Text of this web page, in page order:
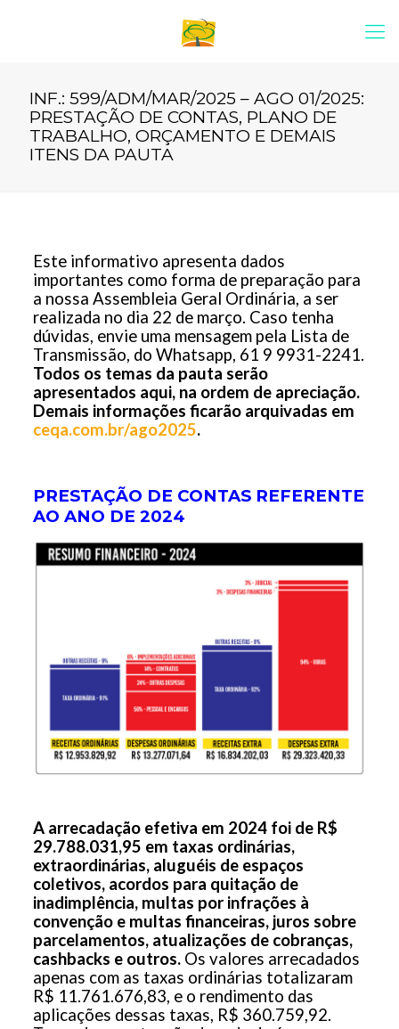
INF.: 599/ADM/MAR/2025 – AGO 01/2025:
PRESTAÇÃO DE CONTAS, PLANO DE
TRABALHO, ORÇAMENTO E DEMAIS
ITENS DA PAUTA
Este informativo apresenta dados
importantes como forma de preparação para
a nossa Assembleia Geral Ordinária, a ser
realizada no dia 22 de março. Caso tenha
dúvidas, envie uma mensagem pela Lista de
Transmissão, do Whatsapp, 61 9 9931-2241.
Todos os temas da pauta serão
apresentados aqui, na ordem de apreciação.
Demais informações ficarão arquivadas em
ceqa.com.br/ago2025.
PRESTAÇÃO DE CONTAS REFERENTE
AO ANO DE 2024
A arrecadação efetiva em 2024 foi de R$
29.788.031,95 em taxas ordinárias,
extraordinárias, aluguéis de espaços
coletivos, acordos para quitação de
inadimplência, multas por infrações à
convenção e multas financeiras, juros sobre
parcelamentos, atualizações de cobranças,
cashbacks e outros.Os valores arrecadados
apenas com as taxas ordinárias totalizaram
R$ 11.761.676,83, e o rendimento das
aplicações dessas taxas, R$ 360.759,92.